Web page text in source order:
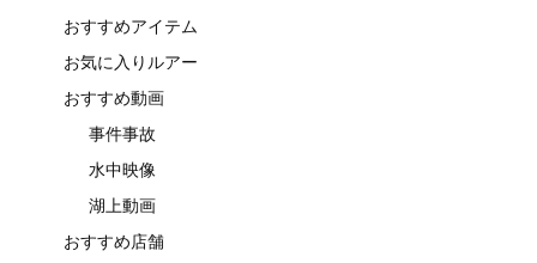
おすすめアイテム
お気に入りルアー
おすすめ動画
事件事故
水中映像
湖上動画
おすすめ店舗